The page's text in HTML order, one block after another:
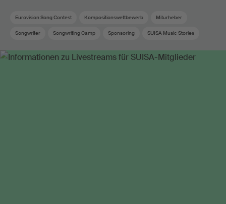
Eurovision Song Contest Kompositionswettbewerb Miturheber
Songwriter Songwriting Camp Sponsoring SUISA Music Stories